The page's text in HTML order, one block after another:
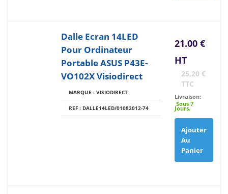
Dalle Ecran 14LED
Pour Ordinateur
Portable ASUS P43E-
VO102X Visiodirect
MARQUE : VISIODIRECT
REF : DALLE14LED/01082012-74
21.00 €
HT
25,20 €
TTC
Livraison:
Sous 7
Jours.
Ajouter
Au
Panier